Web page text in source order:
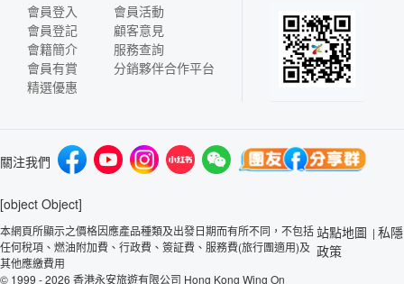
會員登入
會員登記
會籍簡介
會員有賞
精選優惠
會員活動
顧客意見
服務查詢
分銷夥伴合作平台
關注我們
[object Object]
本網頁所顯示之價格因應產品種類及出發日期而有所不同，不包括
任何稅項、燃油附加費、行政費、簽証費、服務費(旅行團適用)及
其他應繳費用
© 1999 - 2026 香港永安旅遊有限公司 Hong Kong Wing On
站點地圖 | 私隱
政策